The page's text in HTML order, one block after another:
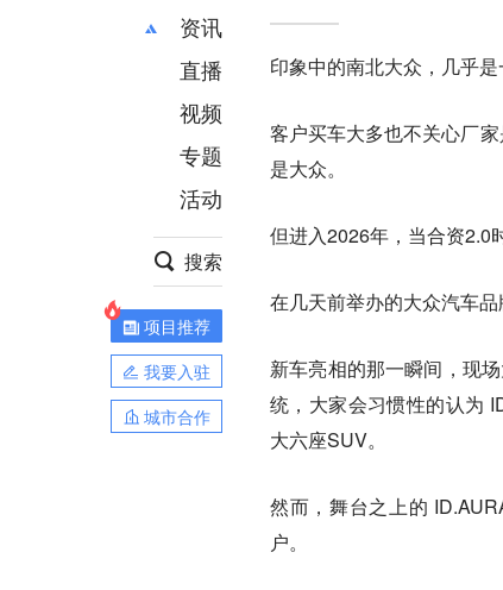
资讯
推荐
财经
项目推荐
安徽
直播
视频
专题
活动
搜索
项目推荐
我要入驻
城市合作
印象中的南北大众，几乎
客户买车大多也不关心厂
是大众。
但进入2026年，当合资2.0
在几天前举办的大众汽车
新车亮相的那一瞬间，现
统，大家会习惯性的认为
大六座SUV。
然而，舞台之上的
户。